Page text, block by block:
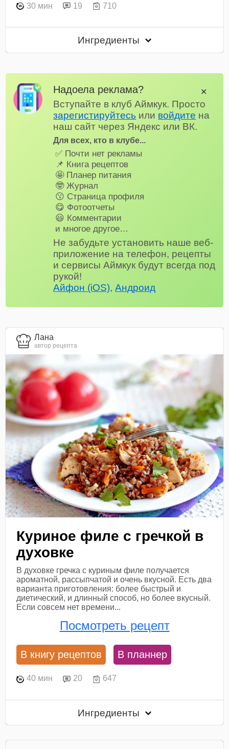
30 мин 19 710
Ингредиенты
Надоела реклама?
Вступайте в клуб Аймкук. Просто
зарегистируйтесь или войдите на
наш сайт через Яндекс или ВК.
Для всех, кто в клубе...
✅ Почти нет рекламы
📌 Книга рецептов
🤩 Планер питания
🤓 Журнал
😗 Страница профиля
😋 Фотоотчеты
😃 Комментарии
и многое другое…
Не забудьте установить наше веб-
приложение на телефон, рецепты
и сервисы Аймкук будут всегда под
рукой!
Айфон (iOS),Андроид
✕
Лана
автор рецепта
Куриное филе с гречкой в
духовке
В духовке гречка с куриным филе получается
ароматной, рассыпчатой и очень вкусной. Есть два
варианта приготовления: более быстрый и
диетический, и длинный способ, но более вкусный.
Если совсем нет времени...
Посмотреть рецепт
В книгу рецептов В планнер
40 мин 20 647
Ингредиенты